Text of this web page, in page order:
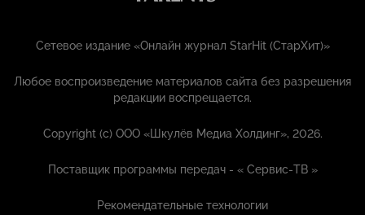
Сетевое издание «Онлайн журнал StarHit (СтарХит)»
Любое воспроизведение материалов сайта без разрешения
редакции воспрещается.
Copyright (с) ООО «Шкулёв Медиа Холдинг», 2026.
Поставщик программы передач - «Сервис-ТВ »
Рекомендательные технологии